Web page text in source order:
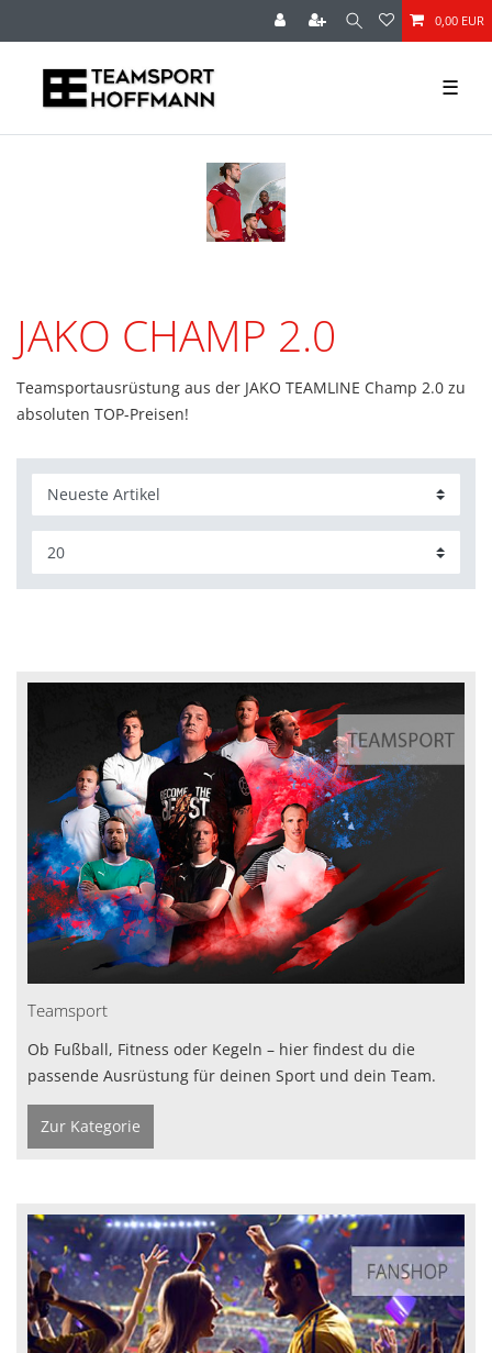
0,00 EUR
☰
JAKO CHAMP 2.0
Teamsportausrüstung aus der JAKO TEAMLINE Champ 2.0 zu
absoluten TOP-Preisen!
Teamsport
Ob Fußball, Fitness oder Kegeln – hier findest du die
passende Ausrüstung für deinen Sport und dein Team.
Zur Kategorie